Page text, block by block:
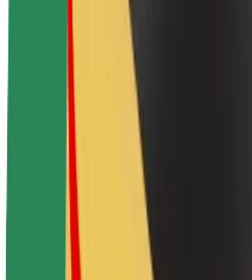
Missiya
İnvestorlarla əlaqələr
Rəhbərlik
Brend
Media
Urban Fondu
Təhlükəsizlik